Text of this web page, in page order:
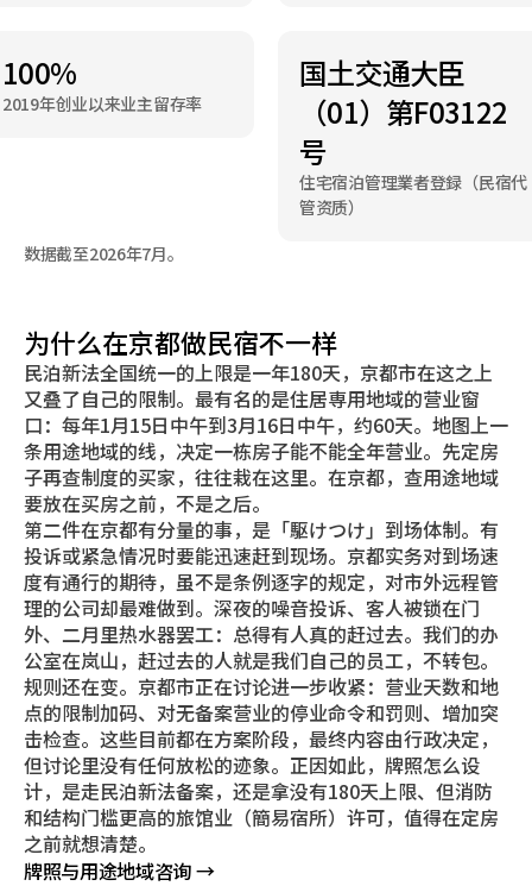
100%
2019年创业以来业主留存率
国土交通大臣
（01）第F03122
号
住宅宿泊管理業者登録（民宿代
管资质）
数据截至2026年7月。
为什么在京都做民宿不一样
民泊新法全国统一的上限是一年180天，京都市在这之上
又叠了自己的限制。最有名的是住居専用地域的营业窗
口：每年1月15日中午到3月16日中午，约60天。地图上一
条用途地域的线，决定一栋房子能不能全年营业。先定房
子再查制度的买家，往往栽在这里。在京都，查用途地域
要放在买房之前，不是之后。
第二件在京都有分量的事，是「駆けつけ」到场体制。有
投诉或紧急情况时要能迅速赶到现场。京都实务对到场速
度有通行的期待，虽不是条例逐字的规定，对市外远程管
理的公司却最难做到。深夜的噪音投诉、客人被锁在门
外、二月里热水器罢工：总得有人真的赶过去。我们的办
公室在岚山，赶过去的人就是我们自己的员工，不转包。
规则还在变。京都市正在讨论进一步收紧：营业天数和地
点的限制加码、对无备案营业的停业命令和罚则、增加突
击检查。这些目前都在方案阶段，最终内容由行政决定，
但讨论里没有任何放松的迹象。正因如此，牌照怎么设
计，是走民泊新法备案，还是拿没有180天上限、但消防
和结构门槛更高的旅馆业（簡易宿所）许可，值得在定房
之前就想清楚。
牌照与用途地域咨询 →